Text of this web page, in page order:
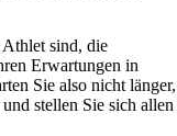
sind, die
Erwartungen in
Sie also nicht länger,
stellen Sie sich allen